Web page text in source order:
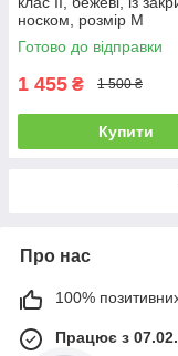
носком, розмір M
(V240013000)
Готово до відправки
1 455 ₴ 1 500 ₴
Купити
Про нас
100% позитивних
Працює з